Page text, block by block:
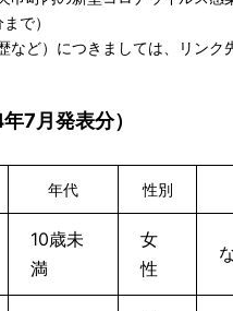
で）
ど）につきましては、リンク
7月発表分）
年代 性別
10歳未
満
女
性